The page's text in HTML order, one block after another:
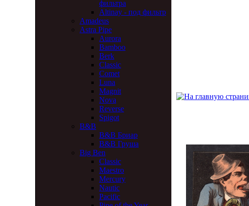
фильтра
Altinay - под фильтр
Amadeus
Astra Pipe
Aurora
Bamboo
Berk
Classic
Comet
Luna
Magnit
Nova
Reverse
Spigot
B&B
B&B Бриар
B&B Груша
Big Ben
Classic
Maestro
Mercury
Nautic
Pacific